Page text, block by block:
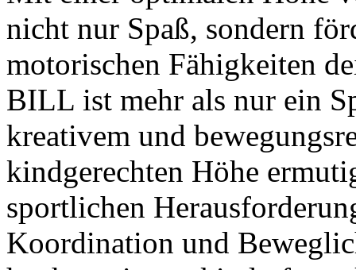
nicht nur Spaß, sondern
motorischen Fähigkeiten
BILL ist mehr als nur ein
kreativem und
kindgerechten Höhe
sportlichen
Koordination und